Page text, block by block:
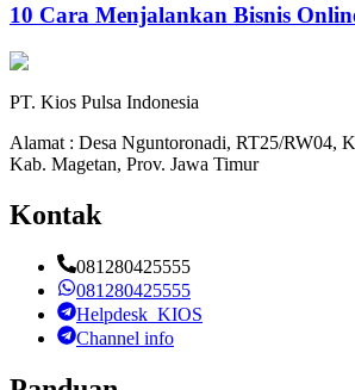
10 Cara Menjalankan Bisnis
PT. Kios Pulsa Indonesia
Alamat : Desa Nguntoronadi, RT25/RW04,
Kab. Magetan, Prov. Jawa Timur
Kontak
081280425555
081280425555
Helpdesk_KIOS
Channel info